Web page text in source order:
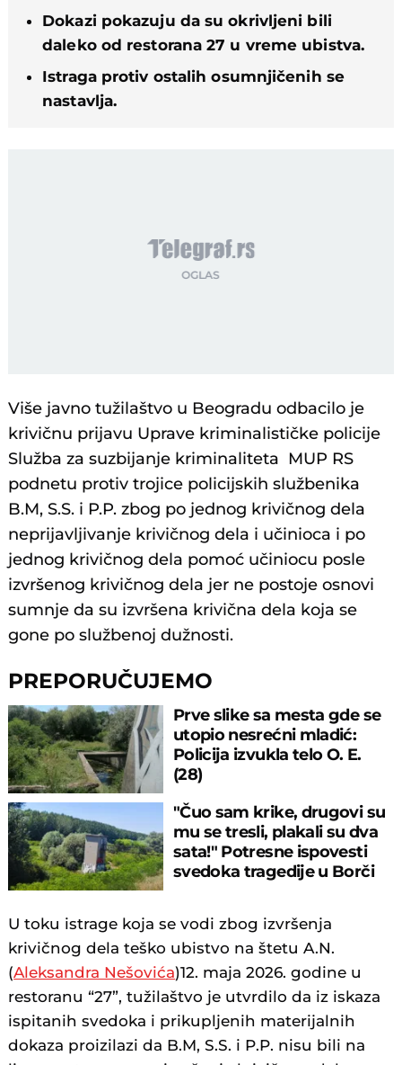
Dokazi pokazuju da su okrivljeni bili
daleko od restorana 27 u vreme ubistva.
Istraga protiv ostalih osumnjičenih se
nastavlja.
Više javno tužilaštvo u Beogradu odbacilo je
krivičnu prijavu Uprave kriminalističke policije
Služba za suzbijanje kriminaliteta MUP RS
podnetu protiv trojice policijskih službenika
B.M, S.S. i P.P.zbog po jednog krivičnog dela
neprijavljivanje krivičnog dela i učinioca i po
jednog krivičnog dela pomoć učiniocu posle
izvršenog krivičnog dela jer ne postoje osnovi
sumnje da su izvršena krivična dela koja se
gone po službenoj dužnosti.
PREPORUČUJEMO
Prve slike sa mesta gde se
utopio nesrećni mladić:
Policija izvukla telo O. E.
(28)
"Čuo sam krike, drugovi su
mu se tresli, plakali su dva
sata!" Potresne ispovesti
svedoka tragedije u Borči
U toku istrage koja se vodi zbog izvršenja
krivičnog dela teško ubistvo na štetu A.N.
(Aleksandra Nešovića)12. maja 2026. godine u
restoranu “27”, tužilaštvo je utvrdilo da iz iskaza
ispitanih svedoka i prikupljenih materijalnih
dokaza proizilazi da B.M, S.S. i P.P. nisu bili na